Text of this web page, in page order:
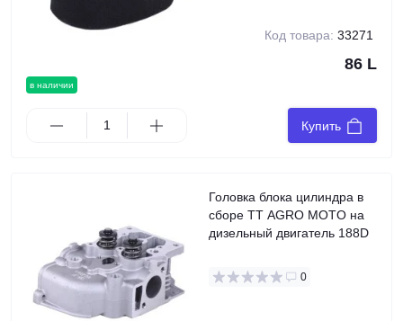
в наличии
Код товара: 33271
86 L
Купить
Головка блока цилиндра в
сборе TT AGRO MOTO на
дизельный двигатель 188D
0